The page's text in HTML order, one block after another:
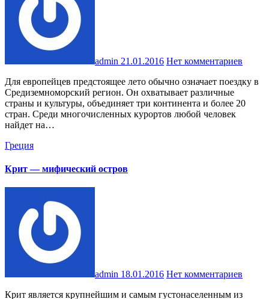
admin 21.01.2016 Нет комментариев
Для европейцев предстоящее лето обычно означает поездку в
Средиземноморский регион. Он охватывает различные
страны и культуры, объединяет три континента и более 20
стран. Среди многочисленных курортов любой человек
найдет на…
Греция
Крит — мифический остров
admin 18.01.2016 Нет комментариев
Крит является крупнейшим и самым густонаселенным из